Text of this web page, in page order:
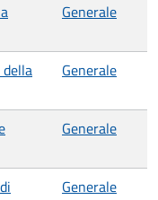
Generale
Generale
Generale
Generale